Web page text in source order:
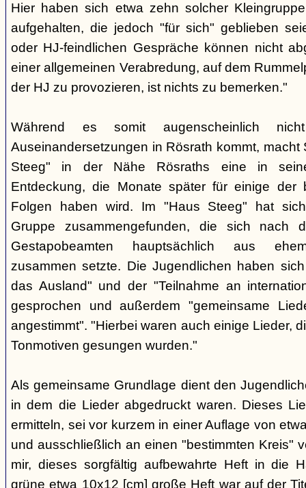
Hier haben sich etwa zehn solcher
aufgehalten, die jedoch "für sich" geblieben
oder HJ-feindlichen Gespräche können nicht
einer allgemeinen Verabredung, auf dem
der HJ zu provozieren, ist nichts zu bemerken."
Während es somit augenscheinlich
Auseinandersetzungen in Rösrath kommt, macht
Steeg" in der Nähe Rösraths eine in
Entdeckung, die Monate später für einige der
Folgen haben wird. Im "Haus Steeg" hat
Gruppe zusammengefunden, die sich nach
Gestapobeamten hauptsächlich aus
zusammen setzte. Die Jugendlichen haben
das Ausland" und der "Teilnahme an
gesprochen und außerdem "gemeinsame
angestimmt". "Hierbei waren auch einige Lieder,
Tonmotiven gesungen wurden."
Als gemeinsame Grundlage dient den
in dem die Lieder abgedruckt waren. Dieses
ermitteln, sei vor kurzem in einer Auflage von
und ausschließlich an einen "bestimmten Kreis"
mir, dieses sorgfältig aufbewahrte Heft in die
grüne etwa 10x12 [cm] große Heft war auf der